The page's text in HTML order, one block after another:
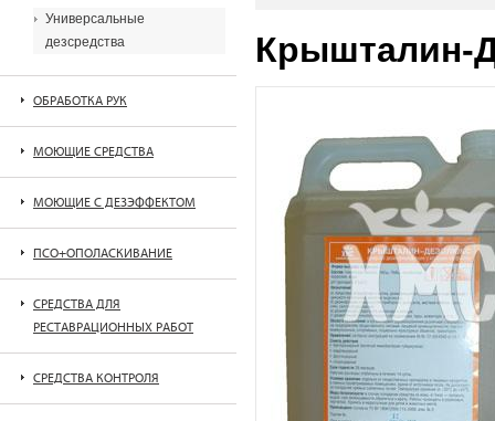
Крышталин-
Универсальные
дезсредства
ОБРАБОТКА РУК
МОЮЩИЕ СРЕДСТВА
МОЮЩИЕ С ДЕЗЭФФЕКТОМ
ПСО+ОПОЛАСКИВАНИЕ
СРЕДСТВА ДЛЯ
РЕСТАВРАЦИОННЫХ РАБОТ
СРЕДСТВА КОНТРОЛЯ